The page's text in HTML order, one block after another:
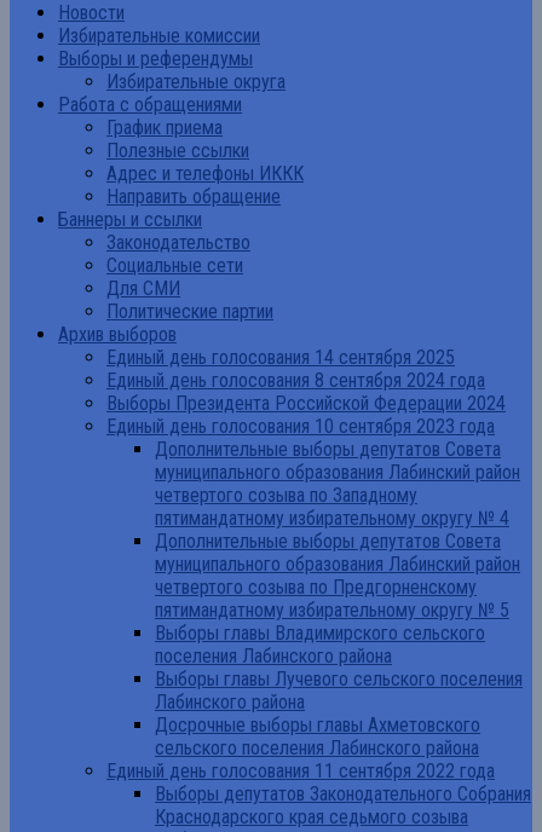
Новости
Избирательные комиссии
Выборы и референдумы
Избирательные округа
Работа с обращениями
График приема
Полезные ссылки
Адрес и телефоны ИККК
Направить обращение
Баннеры и ссылки
Законодательство
Социальные сети
Для СМИ
Политические партии
Архив выборов
Единый день голосования 14 сентября 2025
Единый день голосования 8 сентября 2024 года
Выборы Президента Российской Федерации 2024
Единый день голосования 10 сентября 2023 года
Дополнительные выборы депутатов Совета
муниципального образования Лабинский район
четвертого созыва по Западному
пятимандатному избирательному округу № 4
Дополнительные выборы депутатов Совета
муниципального образования Лабинский район
четвертого созыва по Предгорненскому
пятимандатному избирательному округу № 5
Выборы главы Владимирского сельского
поселения Лабинского района
Выборы главы Лучевого сельского поселения
Лабинского района
Досрочные выборы главы Ахметовского
сельского поселения Лабинского района
Единый день голосования 11 сентября 2022 года
Выборы депутатов Законодательного Собрания
Краснодарского края седьмого созыва